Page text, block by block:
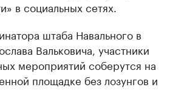
в социальных сетях.
штаба Навального в
Вальковича, участники
мероприятий соберутся на
площадке без лозунгов и